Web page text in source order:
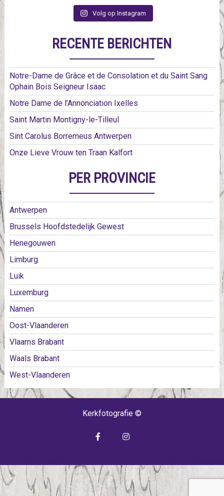
Volg op Instagram
RECENTE BERICHTEN
Notre-Dame de Grâce et de Consolation et du Saint Sang
Ophain Bois Seigneur Isaac
Notre Dame de l’Annonciation Ixelles
Saint Martin Montigny-le-Tilleul
Sint Carolus Borremeus Antwerpen
Onze Lieve Vrouw ten Traan Kalfort
PER PROVINCIE
Antwerpen
Brussels Hoofdstedelijk Gewest
Henegouwen
Limburg
Luik
Luxemburg
Namen
Oost-Vlaanderen
Vlaams Brabant
Waals Brabant
West-Vlaanderen
Kerkfotografie ©